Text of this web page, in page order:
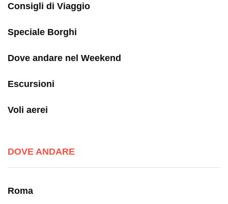
Consigli di Viaggio
Speciale Borghi
Dove andare nel Weekend
Escursioni
Voli aerei
DOVE ANDARE
Roma